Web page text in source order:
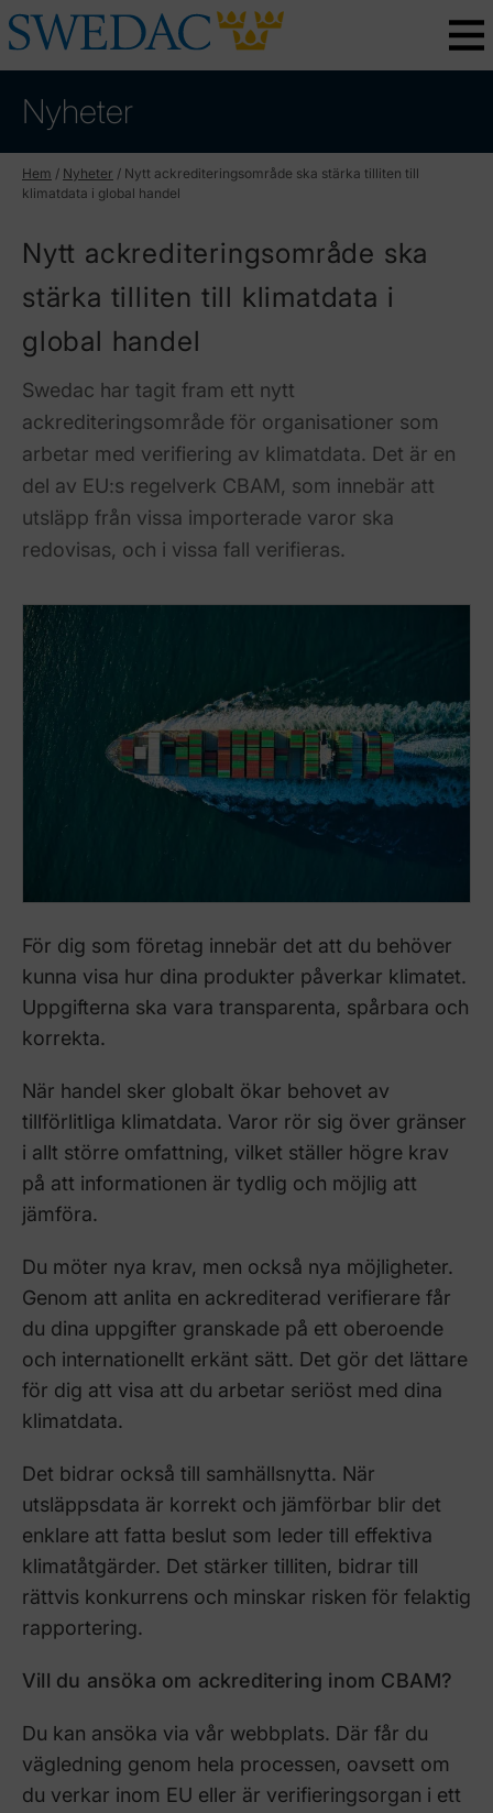
Nyheter
Hem / Nyheter / Nytt ackrediteringsområde ska stärka tilliten till
klimatdata i global handel
Nytt ackrediteringsområde ska
stärka tilliten till klimatdata i
global handel
Swedac har tagit fram ett nytt
ackrediteringsområde för organisationer som
arbetar med verifiering av klimatdata. Det är en
del av EU:s regelverk CBAM, som innebär att
utsläpp från vissa importerade varor ska
redovisas, och i vissa fall verifieras.
För dig som företag innebär det att du behöver
kunna visa hur dina produkter påverkar klimatet.
Uppgifterna ska vara transparenta, spårbara och
korrekta.
När handel sker globalt ökar behovet av
tillförlitliga klimatdata. Varor rör sig över gränser
i allt större omfattning, vilket ställer högre krav
på att informationen är tydlig och möjlig att
jämföra.
Du möter nya krav, men också nya möjligheter.
Genom att anlita en ackrediterad verifierare får
du dina uppgifter granskade på ett oberoende
och internationellt erkänt sätt. Det gör det lättare
för dig att visa att du arbetar seriöst med dina
klimatdata.
Det bidrar också till samhällsnytta. När
utsläppsdata är korrekt och jämförbar blir det
enklare att fatta beslut som leder till effektiva
klimatåtgärder. Det stärker tilliten, bidrar till
rättvis konkurrens och minskar risken för felaktig
rapportering.
Vill du ansöka om ackreditering inom CBAM?
Du kan ansöka via vår webbplats. Där får du
vägledning genom hela processen, oavsett om
du verkar inom EU eller är verifieringsorgan i ett